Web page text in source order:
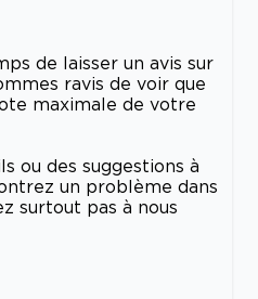
de laisser un avis sur
ravis de voir que
maximale de votre
ou des suggestions à
un problème dans
surtout pas à nous